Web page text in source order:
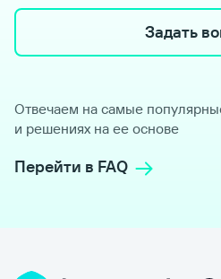
Задать
Отвечаем на самые
и решениях на ее основе
Перейти в FAQ